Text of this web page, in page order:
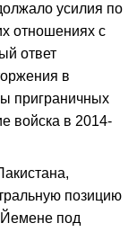
усилия по
отношениях с
ответ
в
приграничных
войска в 2014-
позицию
под